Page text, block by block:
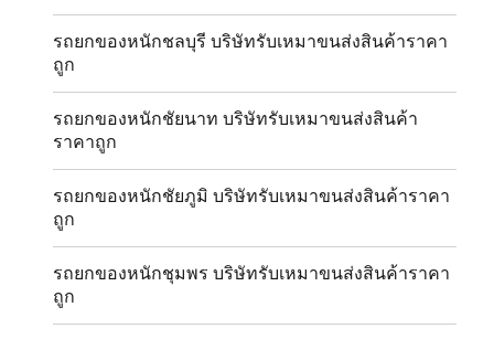
รถยกของหนักชลบุรี บริษัทรับเหมาขนส่งสินค้าราคา
ถูก
รถยกของหนักชัยนาท บริษัทรับเหมาขนส่งสินค้า
ราคาถูก
รถยกของหนักชัยภูมิ บริษัทรับเหมาขนส่งสินค้าราคา
ถูก
รถยกของหนักชุมพร บริษัทรับเหมาขนส่งสินค้าราคา
ถูก